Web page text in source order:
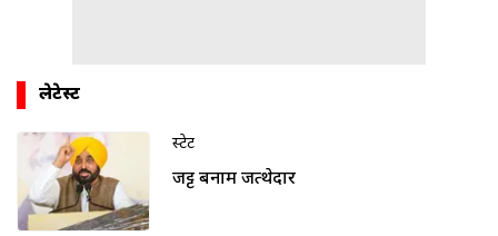
लेटेस्ट
स्टेट
जट्ट बनाम जत्थेदार